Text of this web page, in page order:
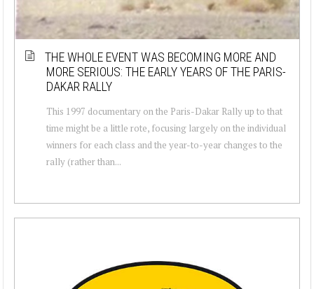
THE WHOLE EVENT WAS BECOMING MORE AND
MORE SERIOUS: THE EARLY YEARS OF THE PARIS-
DAKAR RALLY
This 1997 documentary on the Paris-Dakar Rally up to that
time might be a little rote, focusing largely on the individual
winners for each class and the year-to-year changes to the
rally (rather than...